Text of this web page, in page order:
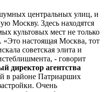
центральных улиц, и
Москву. Здесь находятся
культовых мест не только
настоящая Москва, тот
советская элита и
- говорит
директор агентства
в районе Патриарших
Очень